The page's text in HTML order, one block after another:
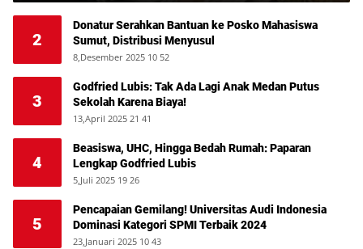
2
Donatur Serahkan Bantuan ke Posko Mahasiswa
Sumut, Distribusi Menyusul
8,Desember 2025 10 52
3
Godfried Lubis: Tak Ada Lagi Anak Medan Putus
Sekolah Karena Biaya!
13,April 2025 21 41
4
Beasiswa, UHC, Hingga Bedah Rumah: Paparan
Lengkap Godfried Lubis
5,Juli 2025 19 26
5
Pencapaian Gemilang! Universitas Audi Indonesia
Dominasi Kategori SPMI Terbaik 2024
23,Januari 2025 10 43